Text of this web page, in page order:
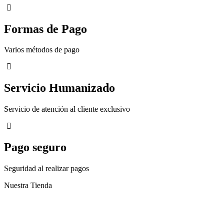
Formas de Pago
Varios métodos de pago
Servicio Humanizado
Servicio de atención al cliente exclusivo
Pago seguro
Seguridad al realizar pagos
Nuestra Tienda